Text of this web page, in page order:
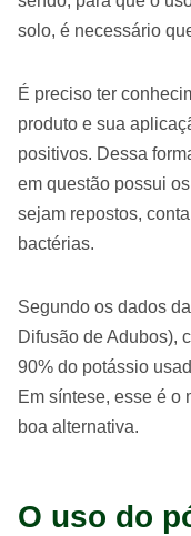
solo, é necessário
É preciso ter
produto e sua
positivos. Dessa
em questão possui
sejam repostos,
bactérias.
Segundo os dados
Difusão de Adubos),
90% do potássio
Em síntese, esse é o
boa alternativa.
O uso do